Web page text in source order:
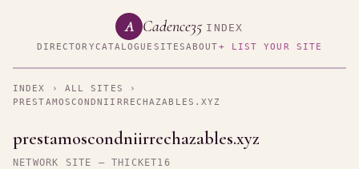
A Cadence35 INDEX
DIRECTORYCATALOGUE SITESABOUT+ LIST YOUR SITE
INDEX › ALL SITES
›
PRESTAMOSCONDNIIRRECHAZABLES.XYZ
prestamoscondniirrechazables.xyz
NETWORK SITE — THICKET16